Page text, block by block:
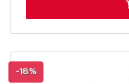
-18%